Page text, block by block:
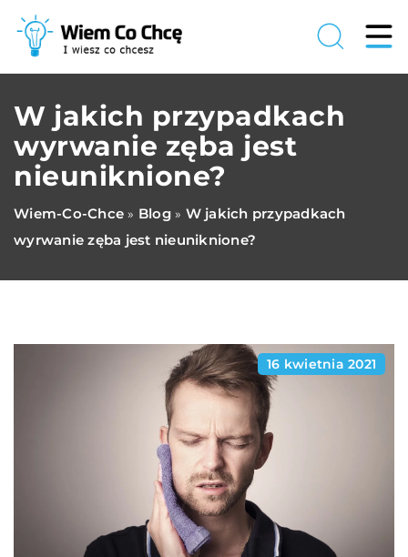
W jakich przypadkach
wyrwanie zęba jest
nieuniknione?
Wiem-Co-Chce » Blog» W jakich przypadkach
wyrwanie zęba jest nieuniknione?
16 kwietnia 2021